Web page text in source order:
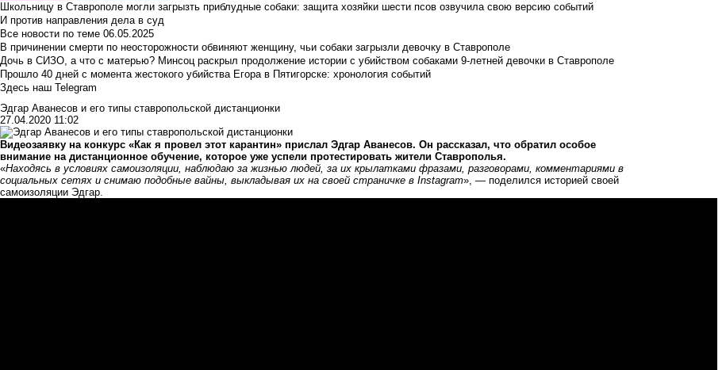
Школьницу в Ставрополе могли загрызть приблудные собаки: защита хозяйки шести псов озвучила свою версию событий
И против направления дела в суд
Все новости по теме 06.05.2025
В причинении смерти по неосторожности обвиняют женщину, чьи собаки загрызли девочку в Ставрополе
Дочь в СИЗО, а что с матерью? Минсоц раскрыл продолжение истории с убийством собаками 9-летней девочки в Ставрополе
Прошло 40 дней с момента жестокого убийства Егора в Пятигорске: хронология событий
Здесь наш Telegram
Эдгар Аванесов и его типы ставропольской дистанционки
27.04.2020 11:02
Видеозаявку на конкурс «Как я провел этот карантин» прислал Эдгар Аванесов. Он рассказал, что обратил особое
внимание на дистанционное обучение, которое уже успели протестировать жители Ставрополья.
«Находясь в условиях самоизоляции, наблюдаю за жизнью людей, за их крылатками фразами, разговорами, комментариями в
социальных сетях и снимаю подобные вайны, выкладывая их на своей страничке в Instagram», — поделился историей своей
самоизоляции Эдгар.